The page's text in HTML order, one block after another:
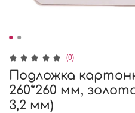
(0)
Подложка
260*260 мм,
3,2 мм)